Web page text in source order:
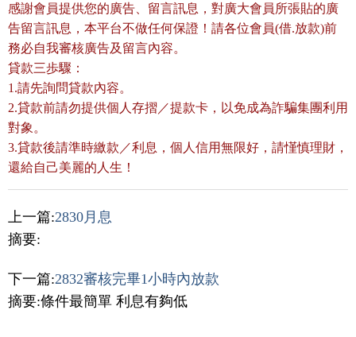
感謝會員提供您的廣告、留言訊息，對廣大會員所張貼的廣
告留言訊息，本平台不做任何保證！請各位會員(借.放款)前
務必自我審核廣告及留言內容。
貸款三歩驟：
1.請先詢問貸款內容。
2.貸款前請勿提供個人存摺／提款卡，以免成為詐騙集團利用
對象。
3.貸款後請準時繳款／利息，個人信用無限好，請慬慎理財，
還給自己美麗的人生！
上一篇:2830月息
摘要:
下一篇:2832審核完畢1小時內放款
摘要:條件最簡單 利息有夠低